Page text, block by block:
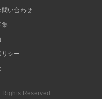
い合わせ
集
シー
Reserved.